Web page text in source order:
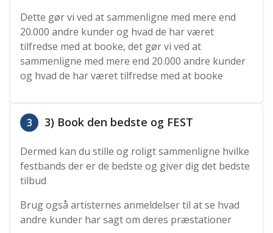
Dette gør vi ved at sammenligne med mere end
20.000 andre kunder og hvad de har været
tilfredse med at booke, det gør vi ved at
sammenligne med mere end 20.000 andre kunder
og hvad de har været tilfredse med at booke
3 3) Book den bedste og FEST
Dermed kan du stille og roligt sammenligne hvilke
festbands der er de bedste og giver dig det bedste
tilbud
Brug også artisternes anmeldelser til at se hvad
andre kunder har sagt om deres præstationer